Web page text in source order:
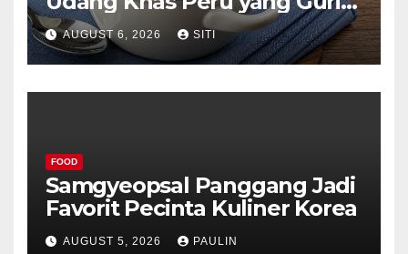
Lezat
AUGUST 6, 2026 SITI
FOOD
Samgyeopsal Panggang Jadi
Favorit Pecinta Kuliner Korea
AUGUST 5, 2026 PAULIN